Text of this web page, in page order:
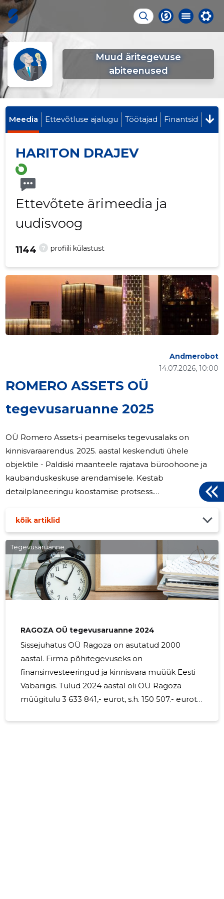
Muud äritegevuse
abiteenused
Meedia Ettevõtluse ajalugu Töötajad Finantsid
HARITON DRAJEV
Ettevõtete ärimeedia ja
uudisvoog
? profiili külastust
1144
ROMERO ASSETS OÜ
tegevusaruanne 2025
14.07.2026, 10:00
Andmerobot
OÜ Romero Assets-i peamiseks tegevusalaks on
kinnisvaraarendus. 2025. aastal keskenduti ühele
objektile - Paldiski maanteele rajatava büroohoone ja
kaubanduskeskuse arendamisele. Kestab
detailplaneeringu koostamise protsess.
Romero Assets majandustulemustele olulist mõju ei
avaldanud. Majandustulemused. OÜ Romero Assets
bilansimaht seisuga 31.12.2025. a. moodustas 5 233 053
eurot ja aruandeaasta kasumiks kujunes 17 720 eurot.
Finantsnäitajad 2025.a. 2024.a. Omakapital (euro) 103
521 85 801 Osakapital (euro) 2 556 2 556 Omakapitali
suhe
kõik artiklid
Tegevusaruanne
RAGOZA OÜ tegevusaruanne 2024
Sissejuhatus OÜ Ragoza on asutatud 2000
aastal. Firma põhitegevuseks on
finansinvesteeringud ja kinnisvara muüük Eesti
Vabariigis. Tulud 2024 aastal oli OÜ Ragoza
müügitulu 3 633 841,- eurot, s.h. 150 507.- eurot